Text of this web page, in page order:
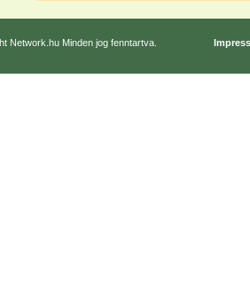
Network.hu Minden jog fenntartva.